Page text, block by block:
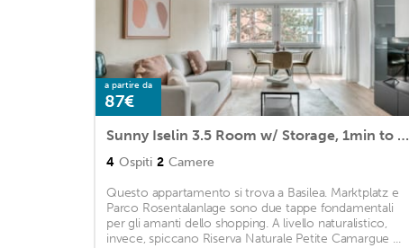
a partire da
87€
Sunny Iselin 3.5 Room w/ Storage, 1min to Local Market
4 Ospiti 2 Camere
Questo appartamento si trova a Basilea. Marktplatz e
Parco Rosentalanlage sono due tappe fondamentali
per gli amanti dello shopping. A livello naturalistico,
invece, spiccano Riserva Naturale Petite Camargue ...